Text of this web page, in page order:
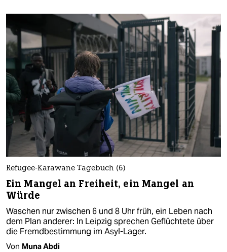
Refugee-Karawane Tagebuch (6)
Ein Mangel an Freiheit, ein Mangel an
Würde
Waschen nur zwischen 6 und 8 Uhr früh, ein Leben nach
dem Plan anderer: In Leipzig sprechen Geflüchtete über
die Fremdbestimmung im Asyl-Lager.
Von Muna Abdi